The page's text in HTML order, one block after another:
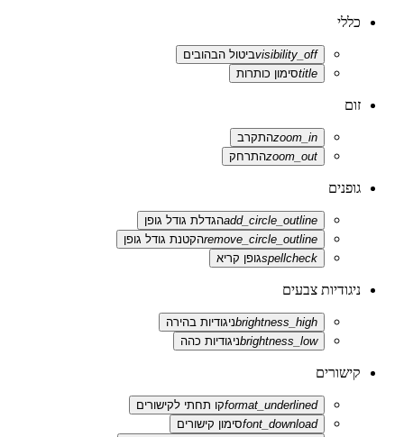
כללי
visibility_offביטול הבהובים
titleסימון כותרות
זום
zoom_inהתקרב
zoom_outהתרחק
גופנים
add_circle_outlineהגדלת גודל גופן
remove_circle_outlineהקטנת גודל גופן
spellcheckגופן קריא
ניגודיות צבעים
brightness_highניגודיות בהירה
brightness_lowניגודיות כהה
קישורים
format_underlinedקו תחתי לקישורים
font_downloadסימון קישורים